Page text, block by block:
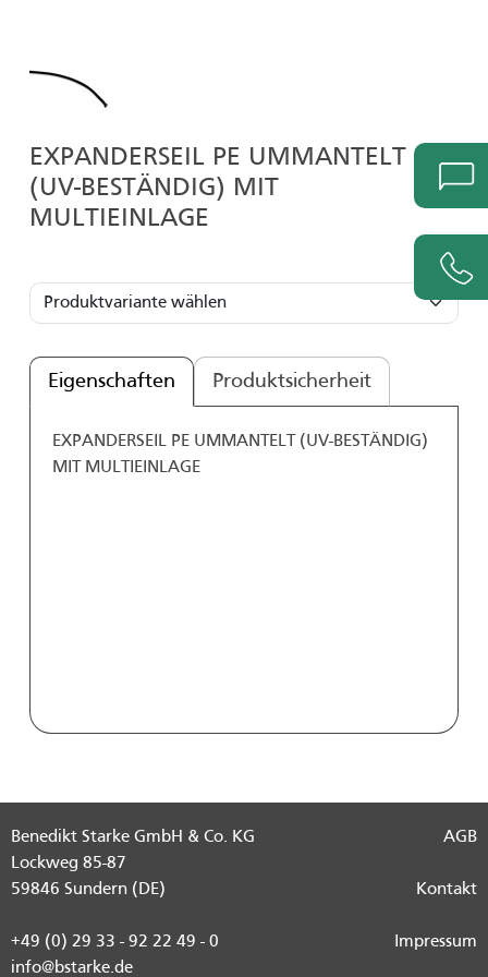
EXPANDERSEIL PE UMMANTELT
(UV-BESTÄNDIG) MIT
MULTIEINLAGE
Eigenschaften Produktsicherheit
EXPANDERSEIL PE UMMANTELT (UV-BESTÄNDIG)
MIT MULTIEINLAGE
Benedikt Starke GmbH & Co. KG
Lockweg 85-87
59846 Sundern (DE)
+49 (0) 29 33 - 92 22 49 - 0
info@bstarke.de
AGB
Kontakt
Impressum